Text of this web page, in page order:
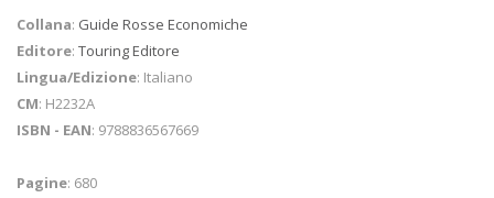
Collana: Guide Rosse Economiche
Editore: Touring Editore
Lingua/Edizione: Italiano
CM: H2232A
ISBN - EAN: 9788836567669
Pagine: 680